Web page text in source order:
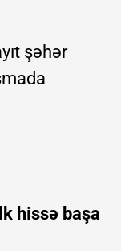
şəhər
hissə başa